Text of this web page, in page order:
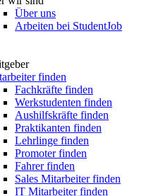
Über uns
Arbeiten bei StudentJob
finden
Fachkräfte finden
Werkstudenten finden
Aushilfskräfte finden
Praktikanten finden
Lehrlinge finden
Promoter finden
Fahrer finden
Sales Mitarbeiter finden
IT Mitarbeiter finden